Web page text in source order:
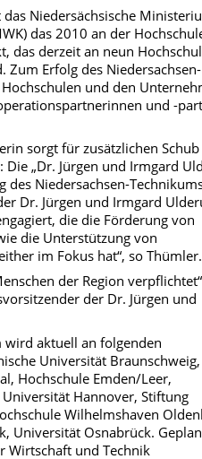
Niedersächsische
das 2010 an der
das derzeit an neun
Zum Erfolg des Niedersachsen-
und den
und -
sorgt für zusätzlichen
Die „Dr. Jürgen und Irmgard
des Niedersachsen-
Dr. Jürgen und Irmgard
die die Förderung von
die Unterstützung von
im Fokus hat“, so Thümler.
der Region
der Dr. Jürgen und
wird aktuell an folgenden
Universität Braunschweig,
Hochschule Emden/Leer,
Hannover, Stiftung
Wilhelmshaven
Universität Osnabrück.
Wirtschaft und Technik